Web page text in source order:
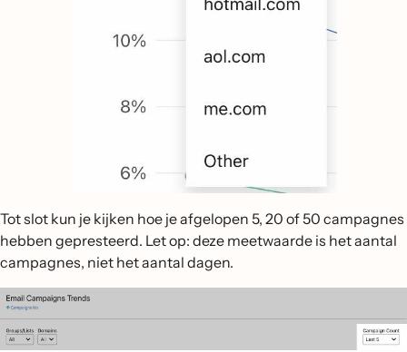
Tot slot kun je kijken hoe je afgelopen 5, 20 of 50 campagnes
hebben gepresteerd. Let op: deze meetwaarde is het aantal
campagnes, niet het aantal dagen.